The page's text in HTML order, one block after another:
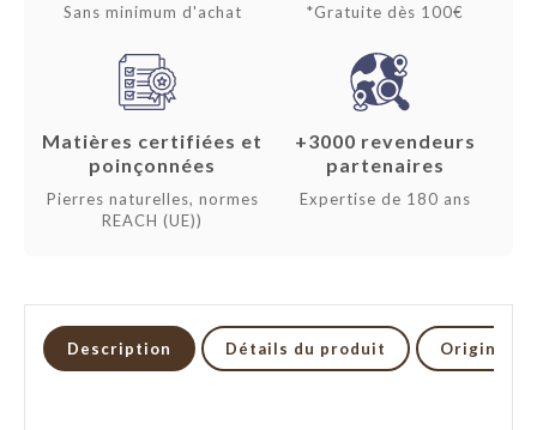
Sans minimum d'achat *Gratuite dès 100€
Matières certifiées et
poinçonnées
Pierres naturelles, normes
REACH (UE))
+3000 revendeurs
partenaires
Expertise de 180 ans
Description Détails du produit Origine